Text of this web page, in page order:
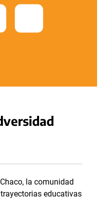
la comunidad
educativas